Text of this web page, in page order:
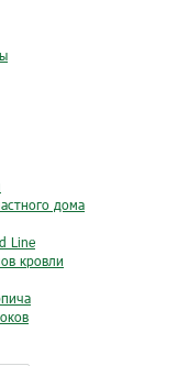
дома
Line
кровли